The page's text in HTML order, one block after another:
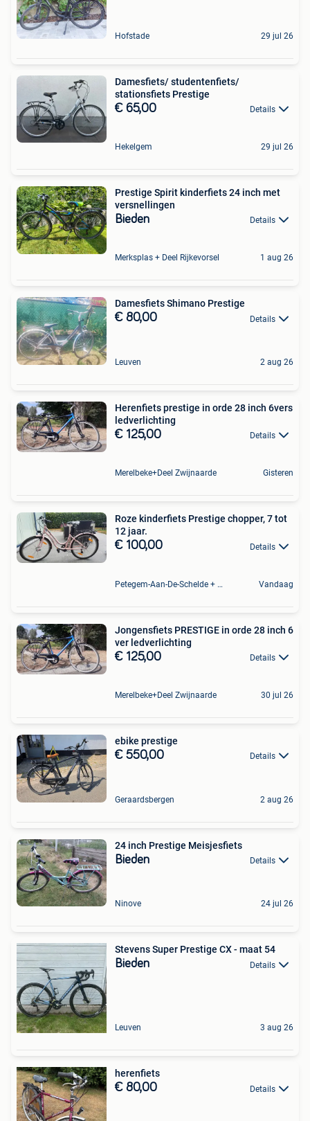
Hofstade 29 jul 26
Damesfiets/ studentenfiets/
stationsfiets Prestige
€ 65,00 Details
Hekelgem 29 jul 26
Prestige Spirit kinderfiets 24 inch met
versnellingen
Bieden Details
Merksplas + Deel Rijkevorsel 1 aug 26
Damesfiets Shimano Prestige
€ 80,00 Details
Leuven 2 aug 26
Herenfiets prestige in orde 28 inch 6vers
ledverlichting
€ 125,00 Details
Merelbeke+Deel Zwijnaarde Gisteren
Roze kinderfiets Prestige chopper, 7 tot
12 jaar.
€ 100,00 Details
Petegem-Aan-De-Schelde + Deel Van Oudenaarde Vandaag
Jongensfiets PRESTIGE in orde 28 inch 6
ver ledverlichting
€ 125,00 Details
Merelbeke+Deel Zwijnaarde 30 jul 26
ebike prestige
€ 550,00 Details
Geraardsbergen 2 aug 26
24 inch Prestige Meisjesfiets
Bieden Details
Ninove 24 jul 26
Stevens Super Prestige CX - maat 54
Bieden Details
Leuven 3 aug 26
herenfiets
€ 80,00 Details